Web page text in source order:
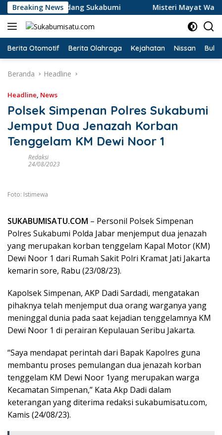
Langsung
ke
konten
Breaking News
Cikidang Sukabumi Misteri Mayat Wanita
Berita Otomotif Berita Olahraga Kejahatan Nissan
Beranda Headline
Headline, News
Polsek Simpenan Polres Sukabumi
Jemput Dua Jenazah Korban
Tenggelam KM Dewi Noor 1
Redaksi
24/08/2023
Foto: Istimewa
SUKABUMISATU.COM – Personil Polsek Simpenan
Polres Sukabumi Polda Jabar menjemput dua jenazah
yang merupakan korban tenggelam Kapal Motor (KM)
Dewi Noor 1 dari Rumah Sakit Polri Kramat Jati Jakarta
kemarin sore, Rabu (23/08/23).
Kapolsek Simpenan, AKP Dadi Sardadi, mengatakan
pihaknya telah menjemput dua orang warganya yang
meninggal dunia pada saat kejadian tenggelamnya KM
Dewi Noor 1 di perairan Kepulauan Seribu Jakarta.
“Saya mendapat perintah dari Bapak Kapolres guna
membantu proses pemulangan dua jenazah korban
tenggelam KM Dewi Noor 1yang merupakan warga
Kecamatan Simpenan,” Kata Akp Dadi dalam
keterangan yang diterima redaksi sukabumisatu.com,
Kamis (24/08/23).